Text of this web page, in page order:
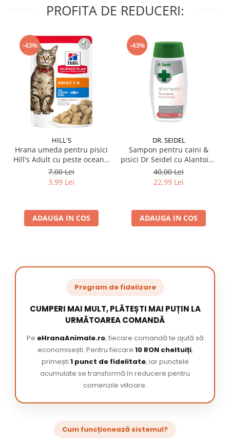
PROFITA DE REDUCERI:
-43%
HILL'S
Hrana umeda pentru pisici
Hill's Adult cu peste oceanic
85 gr
7,00 Lei
3,99 Lei
ADAUGA IN COS
-43%
DR. SEIDEL
Sampon pentru caini &
pisici Dr Seidel cu Alantoina
220 ml
40,00 Lei
22,99 Lei
ADAUGA IN COS
Program de fidelizare
CUMPERI MAI MULT, PLĂTEȘTI MAI PUȚIN LA
URMĂTOAREA COMANDĂ
Pe eHranaAnimale.ro, fiecare comandă te ajută să
economisești. Pentru fiecare 10 RON cheltuiți,
primești 1 punct de fidelitate, iar punctele
acumulate se transformă în reducere pentru
comenzile viitoare.
Cum funcționează sistemul?